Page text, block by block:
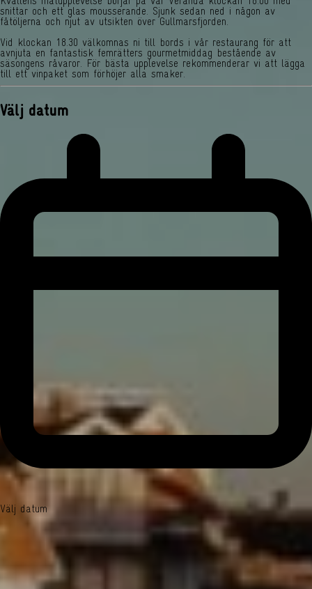
snittar och ett glas mousserande. Sjunk sedan ned i någon av
fåtöljerna och njut av utsikten över Gullmarsfjorden.
Vid klockan 18.30 välkomnas ni till bords i vår restaurang för att
avnjuta en fantastisk femrätters gourmetmiddag bestående av
säsongens råvaror. För bästa upplevelse rekommenderar vi att lägga
till ett vinpaket som förhöjer alla smaker.
Välj datum
Välj datum